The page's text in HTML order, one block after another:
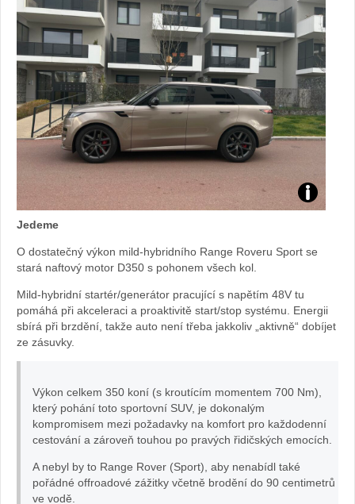
fot
o
na
au
Test
Sport:
Jedeme
O dostatečný výkon mild-hybridního Range Roveru Sport se
stará naftový motor D350 s pohonem všech kol.
Mild-hybridní startér/generátor pracující s napětím 48V tu
pomáhá při akceleraci a proaktivitě start/stop systému. Energii
sbírá při brzdění, takže auto není třeba jakkoliv „aktivně“ dobíjet
ze zásuvky.
Výkon celkem 350 koní (s kroutícím momentem 700 Nm),
který pohání toto sportovní SUV, je dokonalým
kompromisem mezi požadavky na komfort pro každodenní
cestování a zároveň touhou po pravých řidičských emocích.
A nebyl by to Range Rover (Sport), aby nenabídl také
pořádné offroadové zážitky včetně brodění do 90 centimetrů
ve vodě.